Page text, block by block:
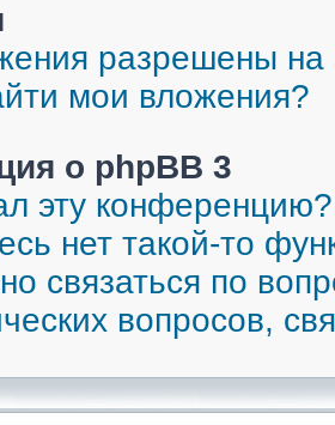
разрешены
мои вложения?
о phpBB 3
эту конференцию?
нет такой-то
связаться по
вопросов,